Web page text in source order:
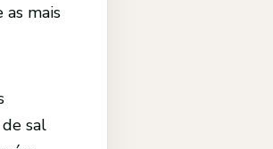
mais
sal